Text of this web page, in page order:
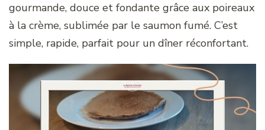
gourmande, douce et fondante grâce aux poireaux
à la crème, sublimée par le saumon fumé. C’est
simple, rapide, parfait pour un dîner réconfortant.